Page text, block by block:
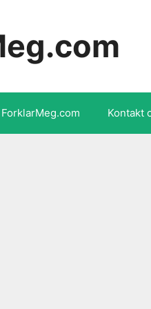
ForklarMeg.com Kontakt